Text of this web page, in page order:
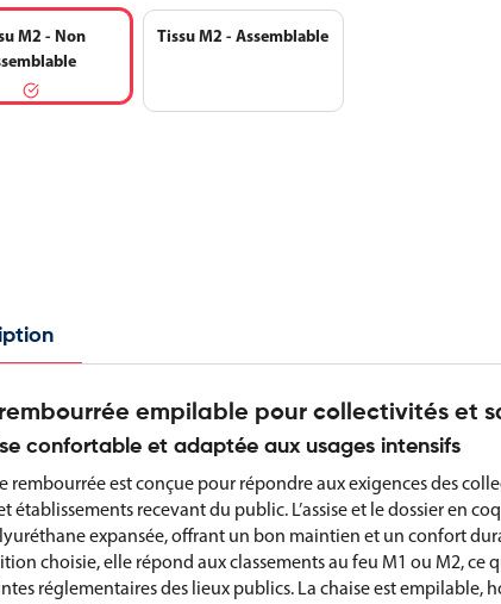
M2 - Non
Tissu M2 - Assemblable
empilable pour collectivités et
confortable et adaptée aux usages intensifs
rembourrée est conçue pour répondre aux exigences des
établissements recevant du public. L’assise et le dossier en
expansée, offrant un bon maintien et un confort
choisie, elle répond aux classements au feu M1 ou M2,
réglementaires des lieux publics. La chaise est empilable,